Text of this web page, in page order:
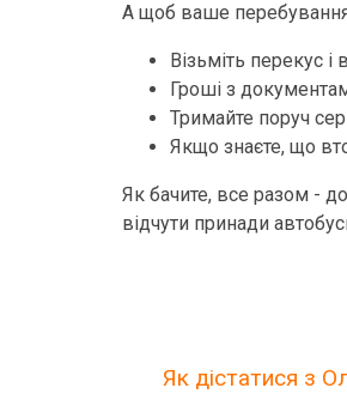
А щоб ваше
Візьміть перекус
Гроші з
Тримайте поруч
Якщо знаєте, що
Як бачите, все разом -
відчути принади
Як дістатися з